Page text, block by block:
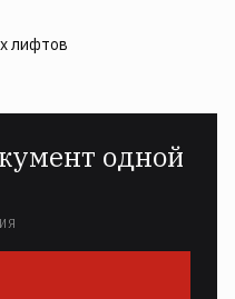
лифтов
одной